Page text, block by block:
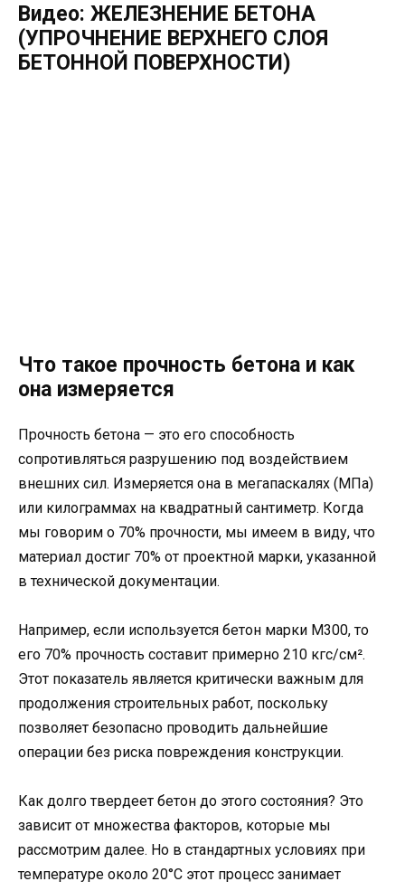
Видео: ЖЕЛЕЗНЕНИЕ БЕТОНА
(УПРОЧНЕНИЕ ВЕРХНЕГО СЛОЯ
БЕТОННОЙ ПОВЕРХНОСТИ)
Что такое прочность бетона и как
она измеряется
Прочность бетона — это его способность
сопротивляться разрушению под воздействием
внешних сил. Измеряется она в мегапаскалях (МПа)
или килограммах на квадратный сантиметр. Когда
мы говорим о 70% прочности, мы имеем в виду, что
материал достиг 70% от проектной марки, указанной
в технической документации.
Например, если используется бетон марки М300, то
его 70% прочность составит примерно 210 кгс/см².
Этот показатель является критически важным для
продолжения строительных работ, поскольку
позволяет безопасно проводить дальнейшие
операции без риска повреждения конструкции.
Как долго твердеет бетон до этого состояния? Это
зависит от множества факторов, которые мы
рассмотрим далее. Но в стандартных условиях при
температуре около 20°C этот процесс занимает